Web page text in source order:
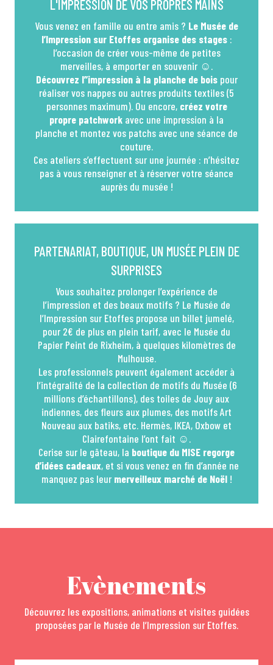
L'IMPRESSION DE VOS PROPRES MAINS
Vous venez en famille ou entre amis ? Le Musée de
l’Impression sur Etoffes organise des stages :
l’occasion de créer vous-même de petites
merveilles, à emporter en souvenir ☺.
Découvrez l’’impression à la planche de bois pour
réaliser vos nappes ou autres produits textiles (5
personnes maximum). Ou encore, créez votre
propre patchwork avec une impression à la
planche et montez vos patchs avec une séance de
couture.
Ces ateliers s’effectuent sur une journée : n’hésitez
pas à vous renseigner et à réserver votre séance
auprès du musée !
PARTENARIAT, BOUTIQUE, UN MUSÉE PLEIN DE
SURPRISES
Vous souhaitez prolonger l’expérience de
l’impression et des beaux motifs ? Le Musée de
l’Impression sur Etoffes propose un billet jumelé,
pour 2€ de plus en plein tarif, avec le Musée du
Papier Peint de Rixheim, à quelques kilomètres de
Mulhouse.
Les professionnels peuvent également accéder à
l’intégralité de la collection de motifs du Musée (6
millions d’échantillons), des toiles de Jouy aux
indiennes, des fleurs aux plumes, des motifs Art
Nouveau aux batiks, etc. Hermès, IKEA, Oxbow et
Clairefontaine l’ont fait ☺.
Cerise sur le gâteau, la boutique du MISE regorge
d’idées cadeaux, et si vous venez en fin d’année ne
manquez pas leurmerveilleux marché de Noël!
Evènements
Découvrez les expositions, animations et visites guidées
proposées par le Musée de l’Impression sur Etoffes.